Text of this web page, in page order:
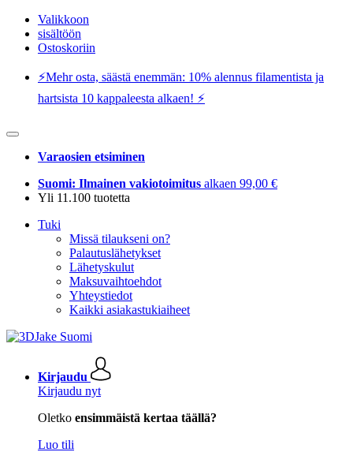
Valikkoon
sisältöön
Ostoskoriin
⚡️Mehr osta, säästä enemmän: 10% alennus filamentista ja
hartsista 10 kappaleesta alkaen! ⚡️
Varaosien etsiminen
Suomi: Ilmainen vakiotoimitus alkaen 99,00 €
Yli 11.100 tuotetta
Tuki
Missä tilaukseni on?
Palautuslähetykset
Lähetyskulut
Maksuvaihtoehdot
Yhteystiedot
Kaikki asiakastukiaiheet
Kirjaudu
Kirjaudu nyt
Oletko ensimmäistä kertaa täällä?
Luo tili